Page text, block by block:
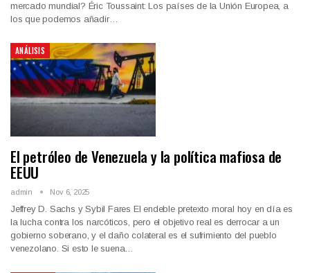
mercado mundial? Éric Toussaint: Los países de la Unión Europea, a
los que podemos añadir…
ANÁLISIS
El petróleo de Venezuela y la política mafiosa de
EEUU
admin Nov 6, 2025
Jeffrey D. Sachs y Sybil Fares El endeble pretexto moral hoy en día es
la lucha contra los narcóticos, pero el objetivo real es derrocar a un
gobierno soberano, y el daño colateral es el sufrimiento del pueblo
venezolano. Si esto le suena…